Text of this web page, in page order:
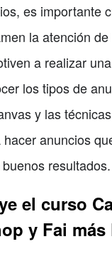
es importante
la atención
a realizar
los tipos de
y las
anuncios
resultados.
el curso
y Fai más